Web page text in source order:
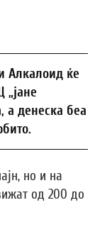
Алкалоид ќе
„јане
а денеска беа
но и на
од 200 до